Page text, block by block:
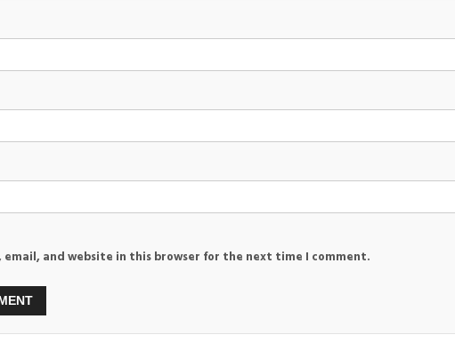
email, and website in this browser for the next time I comment.